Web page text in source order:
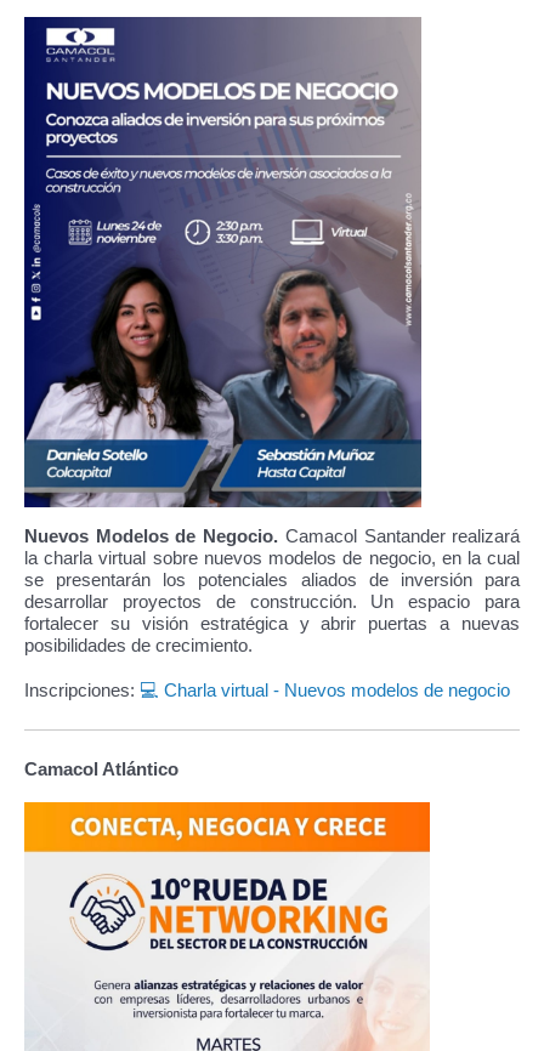
Nuevos Modelos de Negocio. Camacol Santander realizará
la charla virtual sobre nuevos modelos de negocio, en la cual
se presentarán los potenciales aliados de inversión para
desarrollar proyectos de construcción.
Un espacio para
fortalecer su visión estratégica y abrir puertas a nuevas
posibilidades de crecimiento.
Inscripciones: 💻 Charla virtual - Nuevos modelos de negocio
Camacol Atlántico